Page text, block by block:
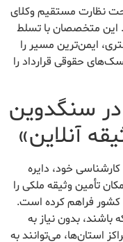
نظارت مستقیم وکلای
این متخصصان با تسلط
ایمن‌ترین مسیر را
حقوقی قرارداد را
در سنگدوین
آنلاین»
خود، دایره
تأمین وثیقه ملکی را
کشور فراهم کرده است.
باشند، بدون نیاز به
استان‌ها، می‌توانند به